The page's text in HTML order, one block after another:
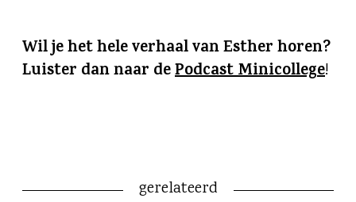
Wil je het hele verhaalvan Esther horen?
Luister dan naar dePodcast Minicollege!
gerelateerd